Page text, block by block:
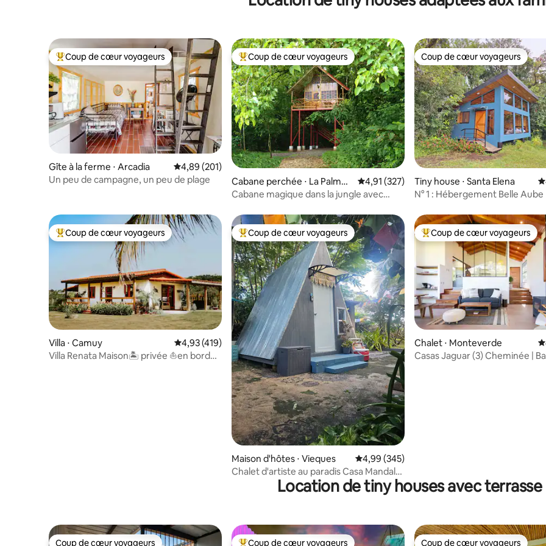
Coups de cœur voyageurs les plus appréciés
Coup de cœur voyageurs
Gîte à la ferme ⋅ Arcadia Évaluation moyenne sur la base de 201 commentaires : 4,89 sur 5
4,89 (201)
Un peu de campagne, un peu de plage
Coups de cœur voyageurs les plus appréciés
Coup de cœur voyageurs
Cabane perchée ⋅ La Palmer
a
Évaluation moyenne sur la base de 327
4,91 (327)
Cabane magique dans la jungle avec
Coup de cœur voyageurs
Coup de cœur voyageurs
Tiny house ⋅ Santa Elena
N° 1 : Hébergement Belle Aube
Coups de cœur voyageurs les plus appréciés
Coup de cœur voyageurs
Villa ⋅ Camuy Évaluation moyenne sur la base de 419 commentaires : 4,93 sur 5
4,93 (419)
Villa Renata Maison🏝 privée ⛵️en bord
Coups de cœur voyageurs les plus appréciés
Coup de cœur voyageurs
Maison d'hôtes ⋅ Vieques Évaluation moyenne sur la base de 345
4,99 (345)
Chalet d'artiste au paradis Casa Mandala
Coups de cœur voyageurs les
Coup de cœur voyageurs
Chalet ⋅ Monteverde
Casas Jaguar (3) Cheminée |
Location de tiny houses avec terrasse
Coup de cœur voyageurs Coup de cœur voyageurs Coup de cœur voyageurs